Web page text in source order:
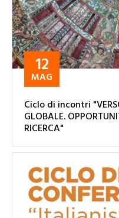
12
MAG
Ciclo di incontri
GLOBALE.
RICERCA"